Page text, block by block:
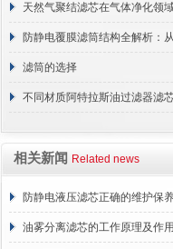
看
天然气聚结滤芯在气体净化领
与重要性
防静电覆膜滤筒结构全解析：
合到整体成型
滤筒的选择
不同材质阿特拉斯油过滤器滤
相关新闻 Related news
防静电液压滤芯正确的维护保
油雾分离滤芯的工作原理及作